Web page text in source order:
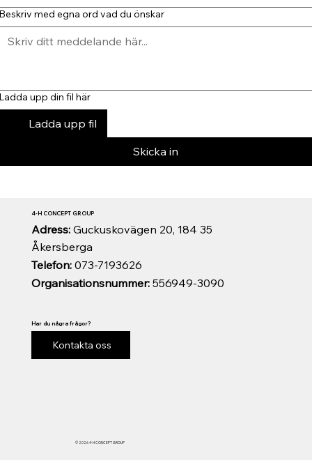
med egna ord vad du önskar
upp din fil här
Ladda upp fil
Skicka in
© 2026 4-H CONCEPT GROUP
Organisationsnummer:556949-3090
Telefon:073-7193626
Adress: Guckuskovägen 20, 184 35
Åkersberga
4-H CONCEPT GROUP
Har du några frågor?
Kontakta oss